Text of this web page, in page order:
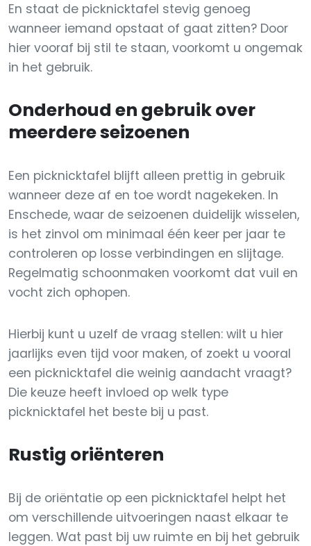
En staat de picknicktafel stevig genoeg
wanneer iemand opstaat of gaat zitten? Door
hier vooraf bij stil te staan, voorkomt u ongemak
in het gebruik.
Onderhoud en gebruik over
meerdere seizoenen
Een picknicktafel blijft alleen prettig in gebruik
wanneer deze af en toe wordt nagekeken. In
Enschede, waar de seizoenen duidelijk wisselen,
is het zinvol om minimaal één keer per jaar te
controleren op losse verbindingen en slijtage.
Regelmatig schoonmaken voorkomt dat vuil en
vocht zich ophopen.
Hierbij kunt u uzelf de vraag stellen: wilt u hier
jaarlijks even tijd voor maken, of zoekt u vooral
een picknicktafel die weinig aandacht vraagt?
Die keuze heeft invloed op welk type
picknicktafel het beste bij u past.
Rustig oriënteren
Bij de oriëntatie op een picknicktafel helpt het
om verschillende uitvoeringen naast elkaar te
leggen. Wat past bij uw ruimte en bij het gebruik